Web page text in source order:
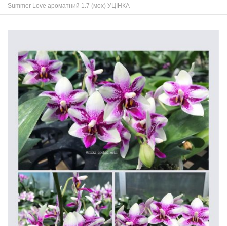
Summer Love ароматний 1.7 (мох) УЦІНКА